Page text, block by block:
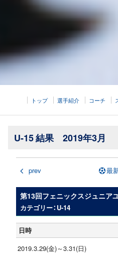
トップ 選手紹介 コーチ
U-15 結果 2019年3月
prev 最
第13回フェニックスジュニア
カテゴリー：U-14
日時
2019.3.29(金)～3.31(日)